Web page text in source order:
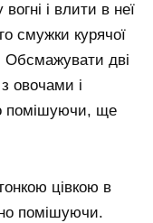
і влити в неї
смужки курячої
Обсмажувати дві
овочами і
помішуючи, ще
цівкою в
помішуючи.